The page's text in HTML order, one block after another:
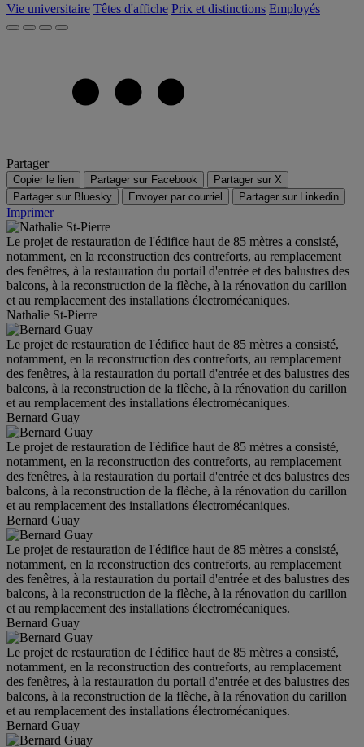
Vie universitaire Têtes d'affiche Prix et distinctions Employés
Partager
Copier le lien Partager sur Facebook
Partager sur X
Partager sur Bluesky
Envoyer par courriel Partager sur Linkedin
Imprimer
Le projet de restauration de l'édifice haut de 85 mètres a consisté,
notamment, en la reconstruction des contreforts, au remplacement
des fenêtres, à la restauration du portail d'entrée et des balustres des
balcons, à la reconstruction de la flèche, à la rénovation du carillon
et au remplacement des installations électromécaniques.
Nathalie St-Pierre
Le projet de restauration de l'édifice haut de 85 mètres a consisté,
notamment, en la reconstruction des contreforts, au remplacement
des fenêtres, à la restauration du portail d'entrée et des balustres des
balcons, à la reconstruction de la flèche, à la rénovation du carillon
et au remplacement des installations électromécaniques.
Bernard Guay
Le projet de restauration de l'édifice haut de 85 mètres a consisté,
notamment, en la reconstruction des contreforts, au remplacement
des fenêtres, à la restauration du portail d'entrée et des balustres des
balcons, à la reconstruction de la flèche, à la rénovation du carillon
et au remplacement des installations électromécaniques.
Bernard Guay
Le projet de restauration de l'édifice haut de 85 mètres a consisté,
notamment, en la reconstruction des contreforts, au remplacement
des fenêtres, à la restauration du portail d'entrée et des balustres des
balcons, à la reconstruction de la flèche, à la rénovation du carillon
et au remplacement des installations électromécaniques.
Bernard Guay
Le projet de restauration de l'édifice haut de 85 mètres a consisté,
notamment, en la reconstruction des contreforts, au remplacement
des fenêtres, à la restauration du portail d'entrée et des balustres des
balcons, à la reconstruction de la flèche, à la rénovation du carillon
et au remplacement des installations électromécaniques.
Bernard Guay